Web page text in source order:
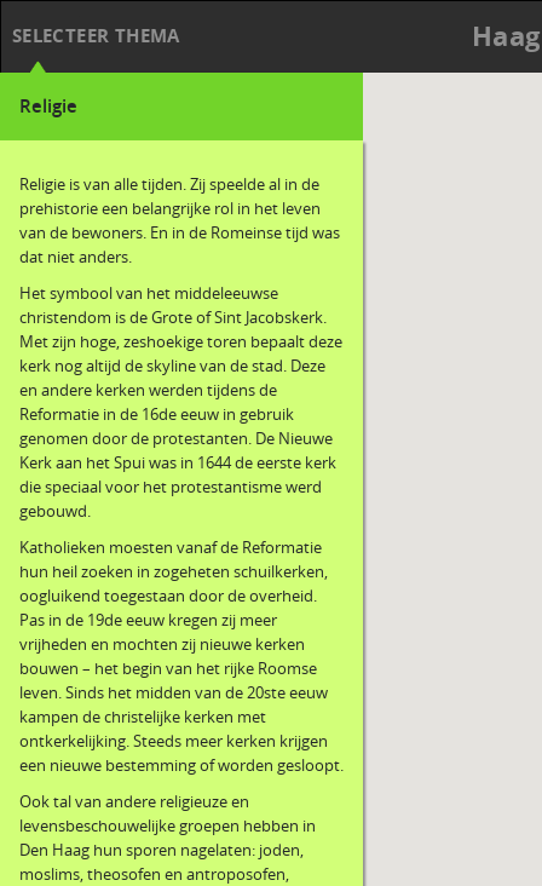
SELECTEER THEMA
Religie
Religie is van alle tijden. Zij speelde al in de
prehistorie een belangrijke rol in het leven
van de bewoners. En in de Romeinse tijd was
dat niet anders.
Het symbool van het middeleeuwse
christendom is de Grote of Sint Jacobskerk.
Met zijn hoge, zeshoekige toren bepaalt deze
kerk nog altijd de skyline van de stad. Deze
en andere kerken werden tijdens de
Reformatie in de 16de eeuw in gebruik
genomen door de protestanten. De Nieuwe
Kerk aan het Spui was in 1644 de eerste kerk
die speciaal voor het protestantisme werd
gebouwd.
Katholieken moesten vanaf de Reformatie
hun heil zoeken in zogeheten schuilkerken,
oogluikend toegestaan door de overheid.
Pas in de 19de eeuw kregen zij meer
vrijheden en mochten zij nieuwe kerken
bouwen – het begin van het rijke Roomse
leven. Sinds het midden van de 20ste eeuw
kampen de christelijke kerken met
ontkerkelijking. Steeds meer kerken krijgen
een nieuwe bestemming of worden gesloopt.
Ook tal van andere religieuze en
levensbeschouwelijke groepen hebben in
Den Haag hun sporen nagelaten: joden,
moslims, theosofen en antroposofen,